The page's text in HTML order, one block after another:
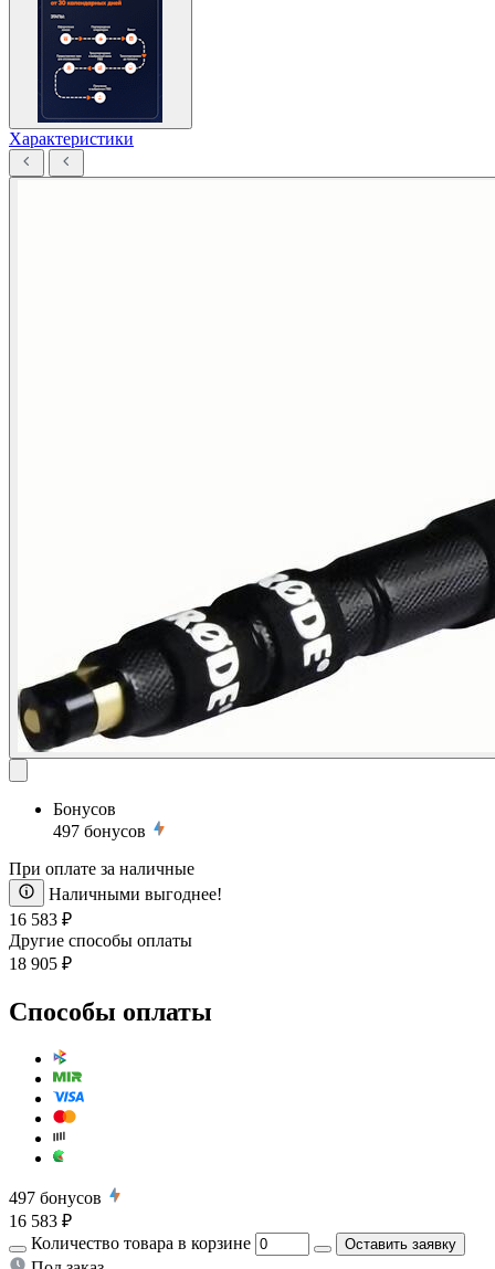
Характеристики
Бонусов
497 бонусов
При оплате за наличные
Наличными выгоднее!
16 583 ₽
Другие способы оплаты
18 905 ₽
Способы оплаты
497 бонусов
16 583 ₽
Количество товара в корзине
Оставить заявку